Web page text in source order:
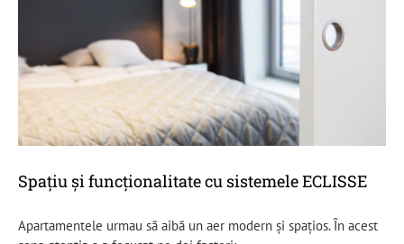
Spațiu și funcționalitate cu sistemele ECLISSE
Apartamentele urmau să aibă un aer modern și spațios. În acest